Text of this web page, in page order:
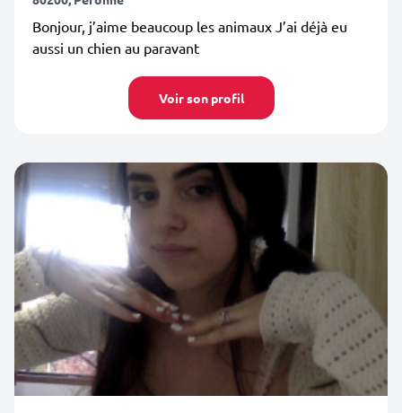
Bonjour, j’aime beaucoup les animaux J’ai déjà eu
aussi un chien au paravant
Voir son profil